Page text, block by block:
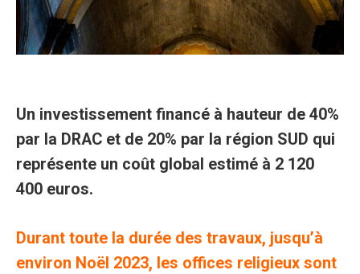
Un investissement financé à hauteur de 40%
par la DRAC et de 20% par la région SUD qui
représente un coût global estimé à 2 120
400 euros.
Durant toute la durée des travaux, jusqu’à
environ Noël 2023, les offices religieux sont